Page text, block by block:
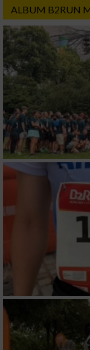
ALBUM B2RUN